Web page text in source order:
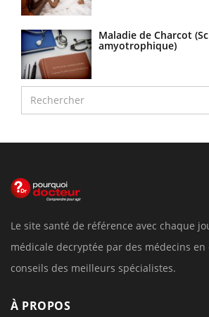
Maladie de Charcot
amyotrophique)
Le site santé de référence avec chaque
médicale decryptée par des médecins en
conseils des meilleurs spécialistes.
À PROPOS